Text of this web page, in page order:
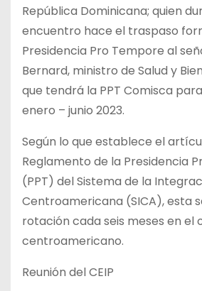
República Dominicana; quien
encuentro hace el traspaso
Presidencia Pro Tempore al
Bernard, ministro de Salud y
que tendrá la PPT Comisca
enero – junio 2023.
Según lo que establece el
Reglamento de la Presidencia
(PPT) del Sistema de la
Centroamericana (SICA), esta
rotación cada seis meses en el
centroamericano.
Reunión del CEIP